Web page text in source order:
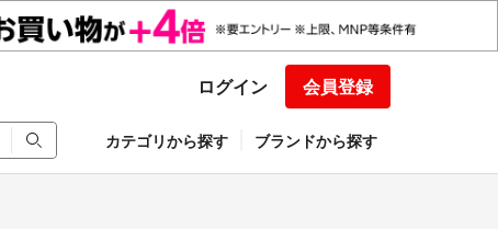
ログイン 会員登録
カテゴリから探す ブランドから探す